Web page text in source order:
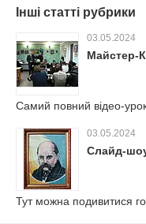
Інші статті рубрики
03.05.2024
Майстер-
Самий повний відео-
03.05.2024
Слайд-
Тут можна подивитися